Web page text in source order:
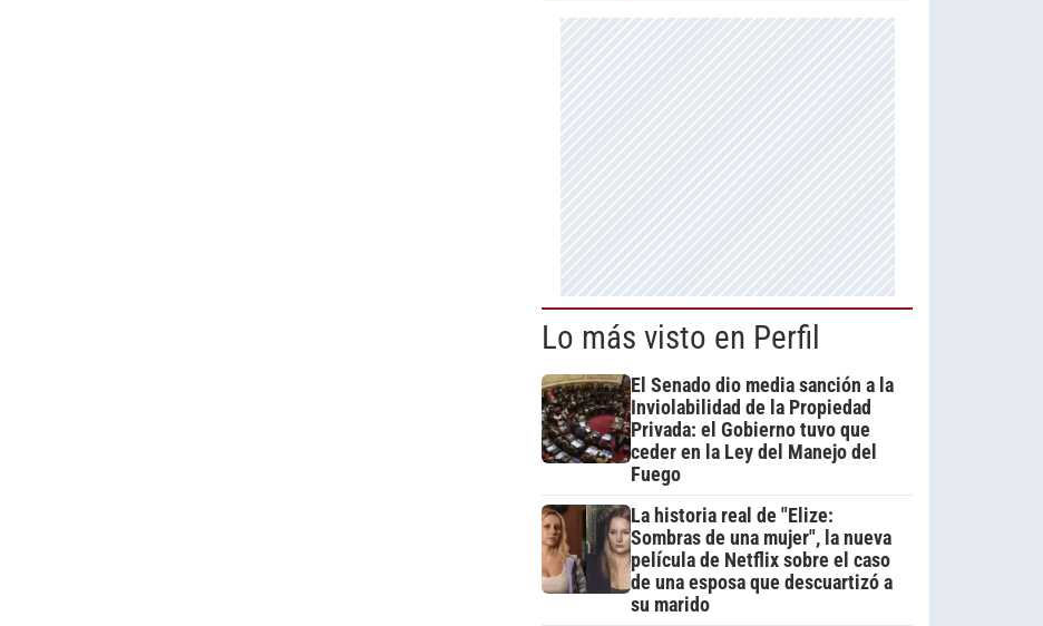
Lo más visto en Perfil
El Senado dio media sanción a la
Inviolabilidad de la Propiedad
Privada: el Gobierno tuvo que
ceder en la Ley del Manejo del
Fuego
La historia real de "Elize:
Sombras de una mujer", la nueva
película de Netflix sobre el caso
de una esposa que descuartizó a
su marido